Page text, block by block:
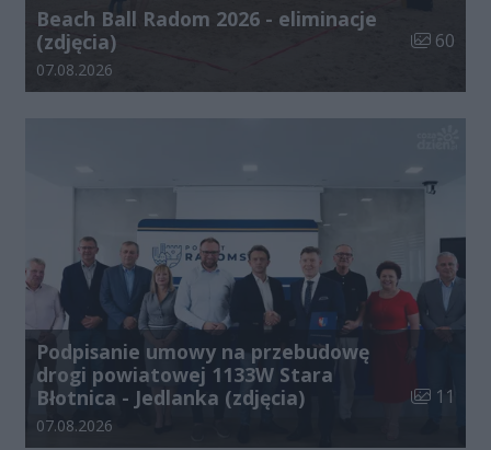
Beach Ball Radom 2026 - eliminacje
(zdjęcia)
Liczba
60
Data dodania galerii:
07.08.2026
Podpisanie umowy na przebudowę
drogi powiatowej 1133W Stara
Błotnica - Jedlanka (zdjęcia)
Liczba
11
Data dodania galerii:
07.08.2026